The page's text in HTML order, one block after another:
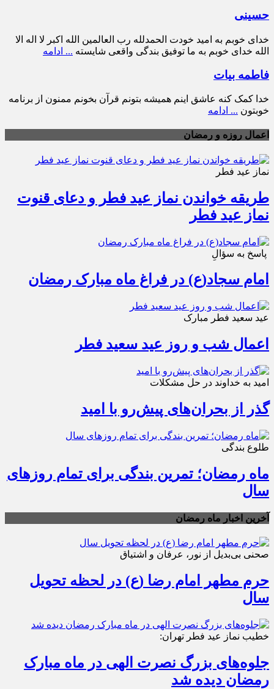
حسینی
خدای خوبم به امید خودت الحمدلله رب العالمین الله اکبر لا اله الا
الله خدای خوبم به ما توفیق بندگی واقعی شایسته ... ادامه
فاطمه بیات
خدا کمک کنه عاشق اینم همیشه بتونم قرآن بخونم ممنون از برنامه
خوبتون ... ادامه
اعمال روزه و رمضان
نماز عید فطر
طریقه خواندن نماز عید فطر و دعای قنوت
نماز عید فطر
پاسخ به سؤالِ
امام سجاد(ع) در فراغ ماه مبارک رمضان
عید سعید فطر مبارک
اعمال شب و روز عید سعید فطر
امید به خداوند در حل مشکلات
گذر از بحران‌های پیش‌رو با امید
طلوع بندگی
ماه رمضان؛ تمرین بندگی برای تمام روزهای
سال
آخرین اخبار ماه رمضان
صحنی بی‌بدیل از نور، عرفان و اشتیاق
حرم مطهر امام رضا (ع) در لحظه تحویل
سال
خطیب نماز عید فطر تهران:
جلوه‌های بزرگ نصرت الهی در ماه مبارک
رمضان دیده شد